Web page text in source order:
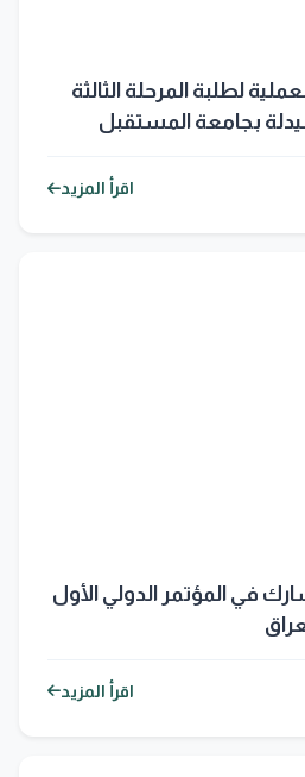
لطلبة المرحلة الثالثة
بجامعة المستقبل
اقرأ المزيد
في المؤتمر الدولي الأول
اقرأ المزيد